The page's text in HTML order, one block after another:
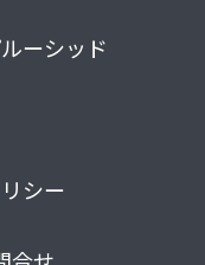
ーシッド
シー